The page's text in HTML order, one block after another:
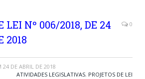
LEI Nº 006/2018, DE 24
2018
0
24 DE ABRIL DE 2018
ATIVIDADES LEGISLATIVAS, PROJETOS DE LEI